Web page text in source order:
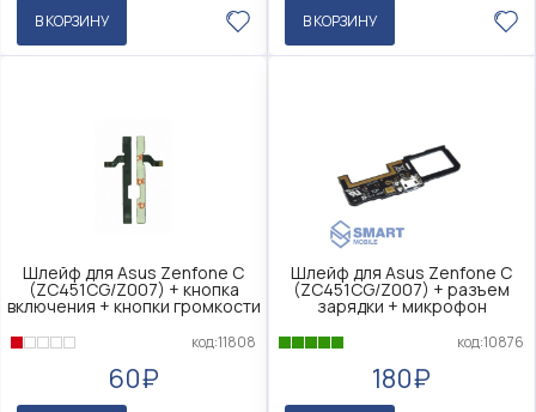
В КОРЗИНУ В КОРЗИНУ
Шлейф для Asus Zenfone C
(ZC451CG/Z007) + кнопка
включения + кнопки громкости
код:11808
60₽
Шлейф для Asus Zenfone C
(ZC451CG/Z007) + разъем
зарядки + микрофон
код:10876
180₽